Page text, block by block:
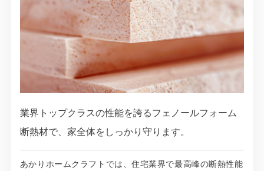
業界トップクラスの性能を誇るフェノールフォーム
断熱材で、家全体をしっかり守ります。
あかりホームクラフトでは、住宅業界で最高峰の断熱性能